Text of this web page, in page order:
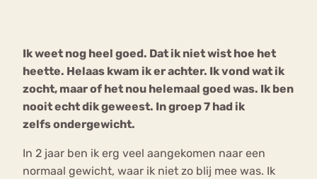
Ik weet nog heel goed. Dat ik niet wist hoe het
heette. Helaas kwam ik er achter. Ik vond wat ik
zocht, maar of het nou helemaal goed was. Ik ben
nooit echt dik geweest. In groep 7 had ik
zelfs ondergewicht.
In 2 jaar ben ik erg veel aangekomen naar een
normaal gewicht, waar ik niet zo blij mee was. Ik
Chat
Forum
mia
Nerv
osa
Eetstoornis Anorexia Nervosa
Eetbuien Piekeren